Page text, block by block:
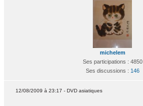
michelem
Ses participations : 4850
Ses discussions : 146
12/08/2009 à 23:17 - DVD asiatiques